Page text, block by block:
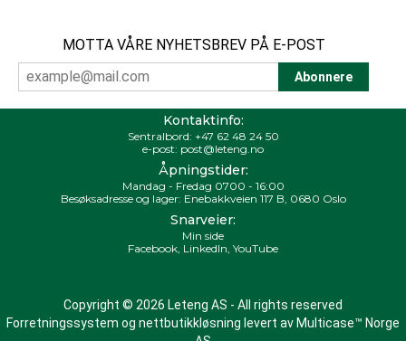
MOTTA VÅRE NYHETSBREV PÅ E-POST
Kontaktinfo:
Sentralbord: +47 62 48 24 50
e-post: post@leteng.no
Åpningstider:
Mandag - Fredag 0700 - 16:00
Besøksadresse og lager: Enebakkveien 117 B, 0680 Oslo
Snarveier:
Min side
Facebook LinkedIn YouTube
Copyright © 2026 Leteng AS - All rights reserved
Forretningssystem og nettbutikkløsning levert av Multicase™ Norge